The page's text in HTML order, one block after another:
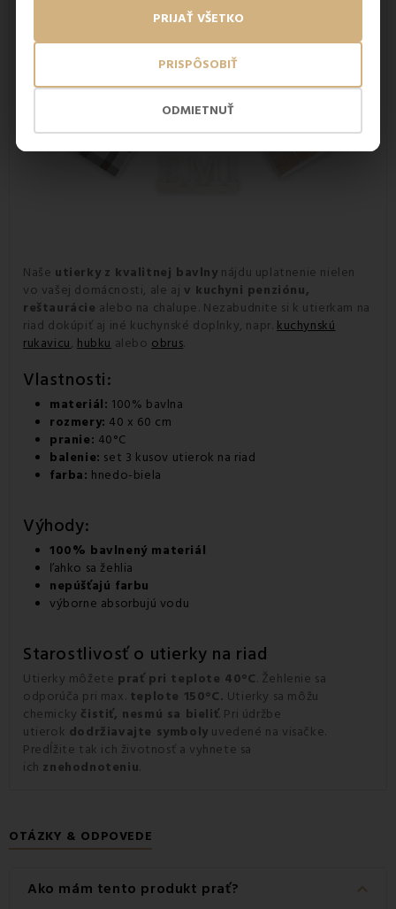
ODMIETNUŤ
PRISPÔSOBIŤ
PRIJAŤ VŠETKO
Naše utierky z kvalitnej bavlny nájdu uplatnenie nielen
vo vašej domácnosti, ale aj v kuchyni penziónu,
reštaurácie alebo na chalupe. Nezabudnite si k utierkam na
riad dokúpiť aj iné kuchynské doplnky, napr. kuchynskú
rukavicu, hubku alebo obrus.
Vlastnosti:
materiál: 100% bavlna
rozmery: 40 x 60 cm
pranie: 40°C
balenie: set 3 kusov utierok na riad
farba: hnedo-biela
Výhody:
100% bavlnený materiál
ľahko sa žehlia
nepúšťajú farbu
výborne absorbujú vodu
Starostlivosť o utierky na riad
Utierky môžete prať pri teplote 40°C. Žehlenie sa
odporúča pri max. teplote 150°C. Utierky sa môžu
chemicky čistiť, nesmú sa bieliť. Pri údržbe
utierok dodržiavajte symboly uvedené na visačke.
Predĺžite tak ich životnosť a vyhnete sa
ich znehodnoteniu.
OTÁZKY & ODPOVEDE
Ako mám tento produkt prať? keyboard_arrow_down